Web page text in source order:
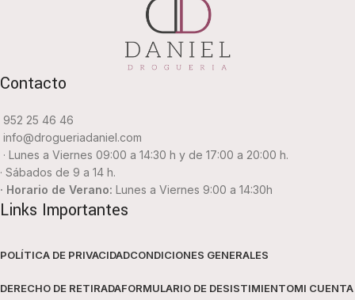
Contacto
952 25 46 46
info@drogueriadaniel.com
· Lunes a Viernes 09:00 a 14:30 h y de 17:00 a 20:00 h.
· Sábados de 9 a 14 h.
· Horario de Verano: Lunes a Viernes 9:00 a 14:30h
Links Importantes
POLÍTICA DE PRIVACIDADCONDICIONES GENERALES
DERECHO DE RETIRADAFORMULARIO DE DESISTIMIENTOMI CUENTA